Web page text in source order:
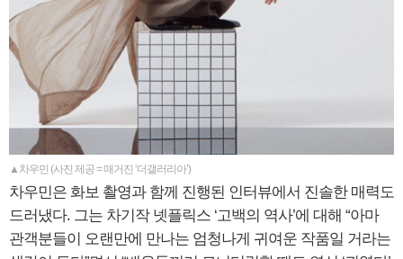
▲차우민 (사진 제공 = 매거진 ‘더갤러리아’)
차우민은 화보 촬영과 함께 진행된 인터뷰에서 진솔한 매력도
드러냈다. 그는 차기작 넷플릭스 ‘고백의 역사’에 대해 “아마
관객분들이 오랜만에 만나는 엄청나게 귀여운 작품일 거라는